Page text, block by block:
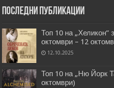
Последни публикации
Топ 10 на „Хеликон”
октомври – 12
12.10.2025
Топ 10 на „Ню Йорк
октомври)